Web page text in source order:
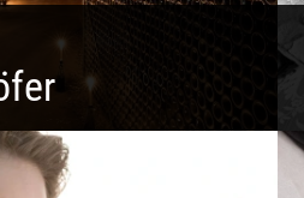
Kerle | Idyllische